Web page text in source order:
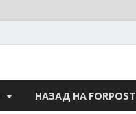
НАЗАД НА FORPOST